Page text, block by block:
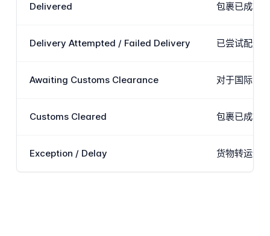
Delivered 包裹已成功
Delivery Attempted / Failed Delivery 已尝试配送
Awaiting Customs Clearance 对于国际货
Customs Cleared 包裹已成功
Exception / Delay 货物转运过